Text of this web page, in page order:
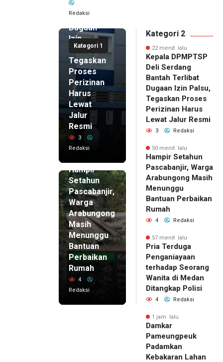
Redaksi
Kategori 1
Bantah
Terlibat
Dugaan
Izin
Palsu,
Tegaskan
Proses
Perizinan
Harus
Lewat
Jalur
Resmi
3
Redaksi
Hampir
Setahun
Pascabanjir,
Warga
Arabungong
Masih
Menunggu
Bantuan
Perbaikan
Rumah
4
Redaksi
Kategori 2
22 menit lalu
Kepala DPMPTSP
Deli Serdang
Bantah Terlibat
Dugaan Izin Palsu,
Tegaskan Proses
Perizinan Harus
Lewat Jalur Resmi
3 Redaksi
50 menit lalu
Hampir Setahun
Pascabanjir, Warga
Arabungong Masih
Menunggu
Bantuan Perbaikan
Rumah
4 Redaksi
57 menit lalu
Pria Terduga
Penganiayaan
terhadap Seorang
Wanita di Medan
Ditangkap Polisi
4 Redaksi
1 jam lalu
Damkar
Pameungpeuk
Padamkan
Kebakaran Lahan